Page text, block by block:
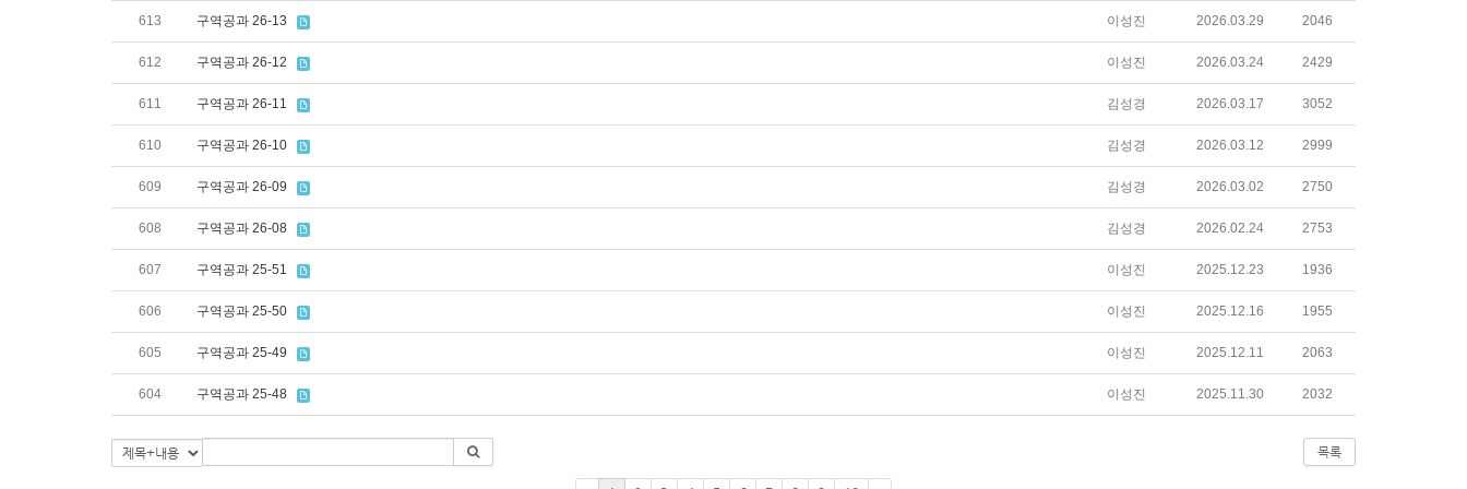
613 구역공과 26-13 이성진 2026.03.29 2046
612 구역공과 26-12 이성진 2026.03.24 2429
611 구역공과 26-11 김성경 2026.03.17 3052
610 구역공과 26-10 김성경 2026.03.12 2999
609 구역공과 26-09 김성경 2026.03.02 2750
608 구역공과 26-08 김성경 2026.02.24 2753
607 구역공과 25-51 이성진 2025.12.23 1936
606 구역공과 25-50 이성진 2025.12.16 1955
605 구역공과 25-49 이성진 2025.12.11 2063
604 구역공과 25-48 이성진 2025.11.30 2032
목록